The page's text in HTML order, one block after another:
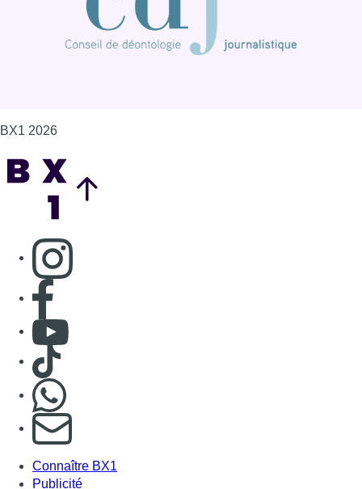
BX1 2026
Consulter page Instagram
Consulter page Facebook
Consulter Youtube
Consulter TikTok
S'abonner à notre newsletter
Connaître BX1
Publicité